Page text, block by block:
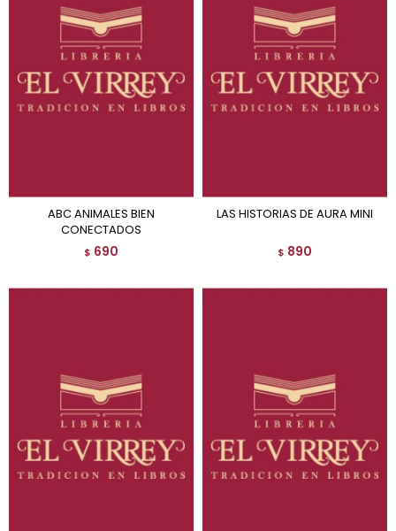
ABC ANIMALES BIEN
CONECTADOS
$ 690
LAS HISTORIAS DE AURA MINI
$ 890